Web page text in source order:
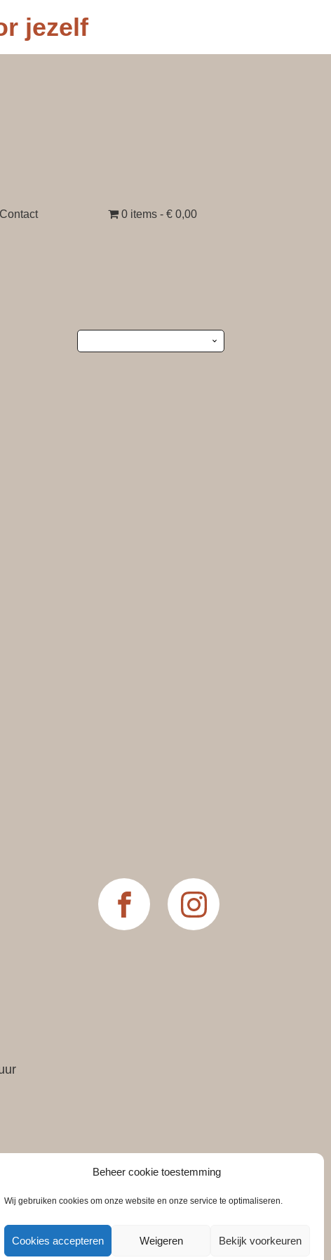
Beheer cookie toestemming
Wij gebruiken cookies om onze website en onze service te optimaliseren.
Cookies accepteren Weigeren Bekijk voorkeuren
jezelf
Contact 0 items € 0,00